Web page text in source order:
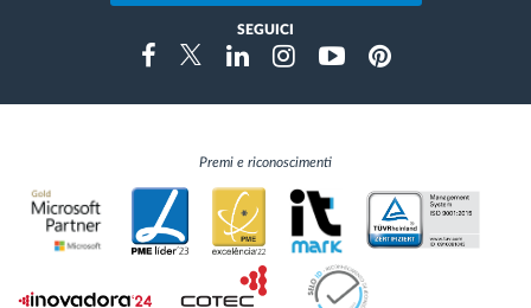
SEGUICI
FacebookTwitterLinkedinInstragramYoutubePinterest
Premi e riconoscimenti